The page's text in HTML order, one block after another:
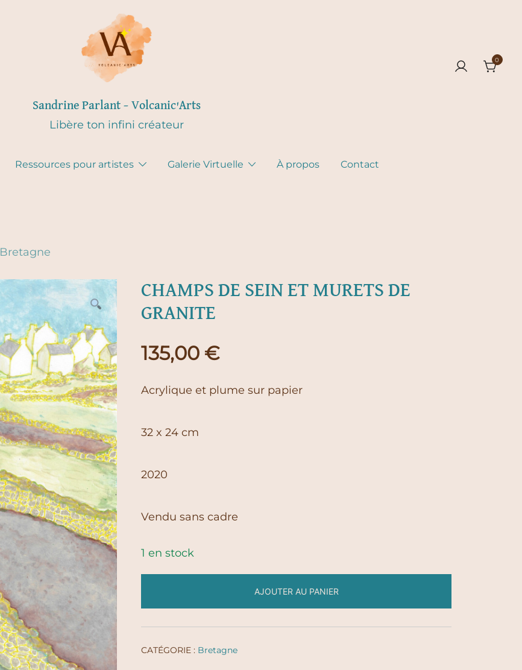
Sandrine Parlant – Volcanic'Arts
Libère ton infini créateur
0
Ressources pour artistes Galerie Virtuelle À propos Contact
Bretagne
CHAMPS DE SEIN ET MURETS DE
GRANITE
135,00 €
Acrylique et plume sur papier
32 x 24 cm
2020
Vendu sans cadre
1 en stock
AJOUTER AU PANIER
CATÉGORIE : Bretagne